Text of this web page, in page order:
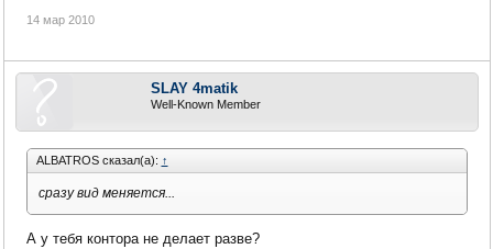
14 мар 2010
SLAY 4matik
Well-Known Member
ALBATROS сказал(а): ↑
сразу вид меняется...
А у тебя контора не делает разве?